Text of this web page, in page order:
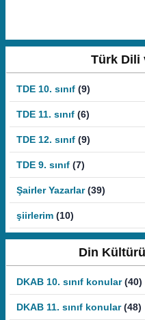
Türk Dili
TDE 10. sınıf (9)
TDE 11. sınıf (6)
TDE 12. sınıf (9)
TDE 9. sınıf (7)
Şairler Yazarlar (39)
şiirlerim (10)
Din
DKAB 10. sınıf konular (40)
DKAB 11. sınıf konular (48)